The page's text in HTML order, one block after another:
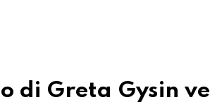
di Greta Gysin